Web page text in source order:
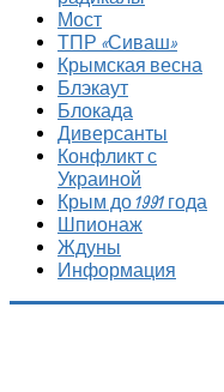
Мост
ТПР «Сиваш»
Крымская весна
Блэкаут
Блокада
Диверсанты
Конфликт с
Украиной
Крым до 1991 года
Шпионаж
Ждуны
Информация